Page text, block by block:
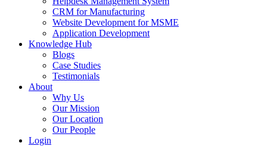
CRM for Manufacturing
Website Development for MSME
Application Development
Knowledge Hub
Blogs
Case Studies
Testimonials
About
Why Us
Our Mission
Our Location
Our People
Login